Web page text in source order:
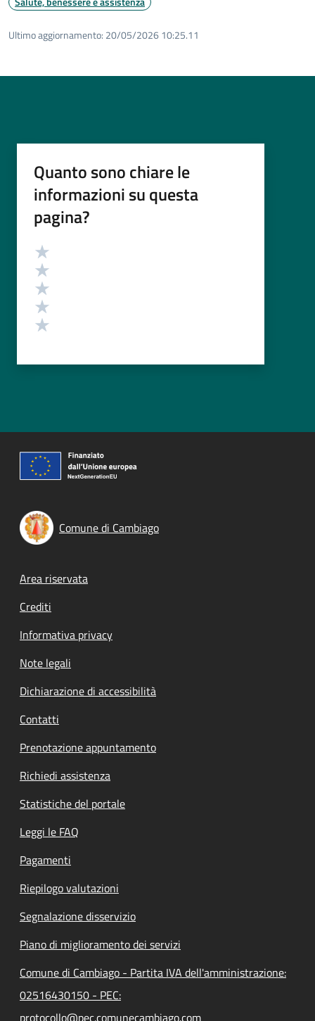
Ultimo aggiornamento: 20/05/2026 10:25.11
Quanto sono chiare le
informazioni su questa
pagina?
Valutazione
Comune di Cambiago
Footer menu
Area riservata
Crediti
Informativa privacy
Note legali
Dichiarazione di accessibilità
Contatti
Prenotazione appuntamento
Richiedi assistenza
Statistiche del portale
Leggi le FAQ
Pagamenti
Riepilogo valutazioni
Segnalazione disservizio
Piano di miglioramento dei servizi
Comune di Cambiago - Partita IVA dell'amministrazione:
02516430150 - PEC:
protocollo@pec.comunecambiago.com